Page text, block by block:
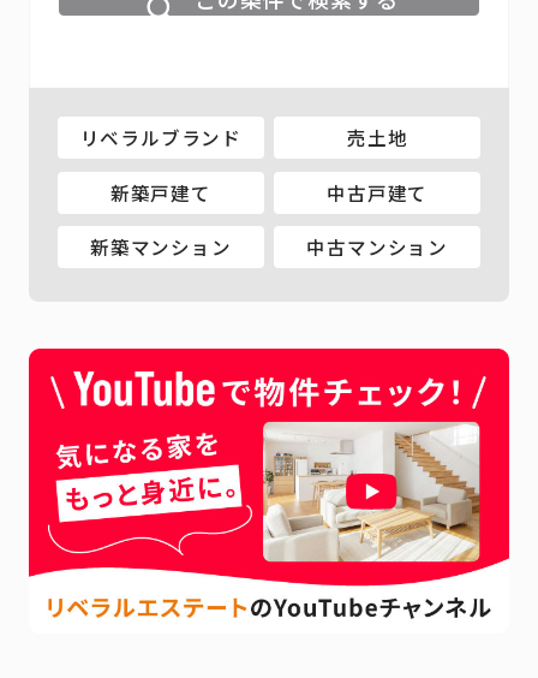
リベラルブランド 売土地
新築戸建て 中古戸建て
新築マンション 中古マンション